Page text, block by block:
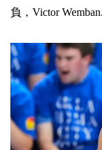
負，Victor